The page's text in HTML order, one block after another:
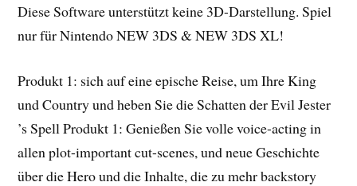
Diese Software unterstützt keine 3D-Darstellung. Spiel
nur für Nintendo NEW 3DS & NEW 3DS XL!
Produkt 1: sich auf eine epische Reise, um Ihre King
und Country und heben Sie die Schatten der Evil Jester
’s Spell Produkt 1: Genießen Sie volle voice-acting in
allen plot-important cut-scenes, und neue Geschichte
über die Hero und die Inhalte, die zu mehr backstory